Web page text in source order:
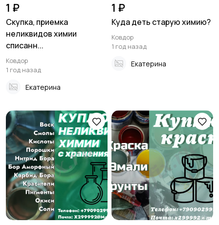
1 ₽
Скупка, приемка
неликвидов химии
списанн...
Ковдор
1 год назад
Екатерина
1 ₽
Куда деть старую химию?
Ковдор
1 год назад
Екатерина